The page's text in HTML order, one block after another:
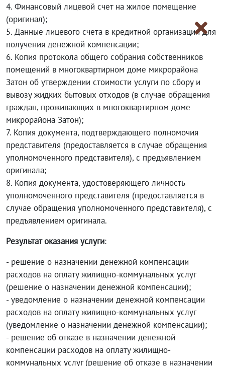
4. Финансовый лицевой счет на жилое помещение
(оригинал);
5. Данные лицевого счета в кредитной организации для
получения денежной компенсации;
6. Копия протокола общего собрания собственников
помещений в многоквартирном доме микрорайона
Затон об утверждении стоимости услуги по сбору и
вывозу жидких бытовых отходов (в случае обращения
граждан, проживающих в многоквартирном доме
микрорайона Затон);
7. Копия документа, подтверждающего полномочия
представителя (предоставляется в случае обращения
уполномоченного представителя), с предъявлением
оригинала;
8. Копия документа, удостоверяющего личность
уполномоченного представителя (предоставляется в
случае обращения уполномоченного представителя), с
предъявлением оригинала.
Результат оказания услуги:
- решение о назначении денежной компенсации
расходов на оплату жилищно-коммунальных услуг
(решение о назначении денежной компенсации);
- уведомление о назначении денежной компенсации
расходов на оплату жилищно-коммунальных услуг
(уведомление о назначении денежной компенсации);
- решение об отказе в назначении денежной
компенсации расходов на оплату жилищно-
коммунальных услуг (решение об отказе в назначении